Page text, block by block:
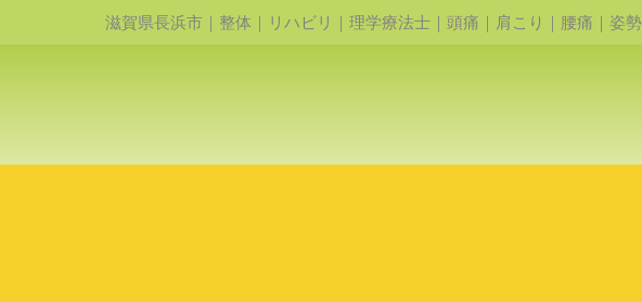
滋賀県長浜市｜整体｜リハビリ｜理学療法士｜頭痛｜肩こり｜腰痛｜姿